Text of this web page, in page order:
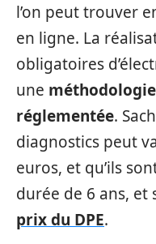
l’on peut trouver
en ligne. La
obligatoires
une
réglementée.
diagnostics peut
euros, et qu’ils
durée de 6 ans,
prix du DPE.